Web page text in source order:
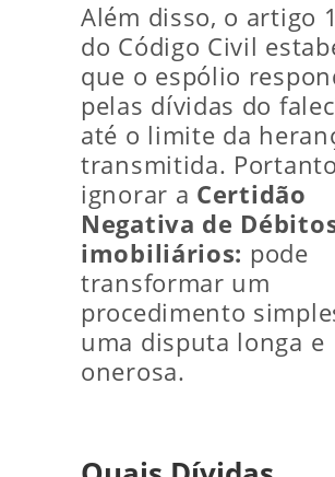
Além disso, o artigo
do Código Civil
que o espólio
pelas dívidas do
até o limite da
transmitida.
ignorar a Certidão
Negativa de
imobiliários: pode
transformar um
procedimento
uma disputa longa e
onerosa.